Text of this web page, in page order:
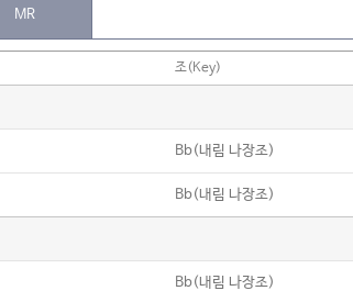
MR
조(Key)
Bb(내림 나장조)
Bb(내림 나장조)
Bb(내림 나장조)